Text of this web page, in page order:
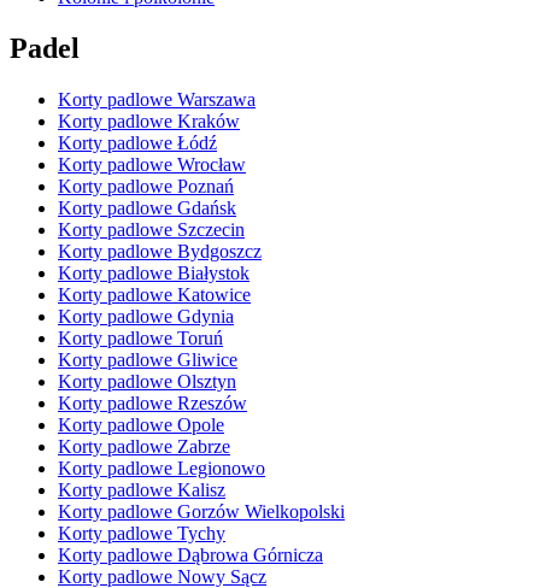
Padel
Korty padlowe Warszawa
Korty padlowe Kraków
Korty padlowe Łódź
Korty padlowe Wrocław
Korty padlowe Poznań
Korty padlowe Gdańsk
Korty padlowe Szczecin
Korty padlowe Bydgoszcz
Korty padlowe Białystok
Korty padlowe Katowice
Korty padlowe Gdynia
Korty padlowe Toruń
Korty padlowe Gliwice
Korty padlowe Olsztyn
Korty padlowe Rzeszów
Korty padlowe Opole
Korty padlowe Zabrze
Korty padlowe Legionowo
Korty padlowe Kalisz
Korty padlowe Gorzów Wielkopolski
Korty padlowe Tychy
Korty padlowe Dąbrowa Górnicza
Korty padlowe Nowy Sącz